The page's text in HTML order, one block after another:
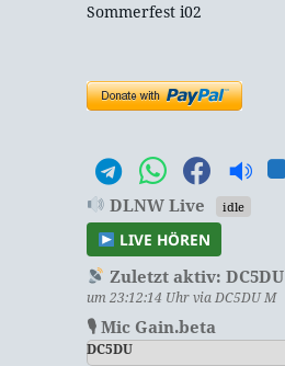
Sommerfest i02
DLNW Live idle
LIVE HÖREN
Zuletzt aktiv: DC5DU
um 23:12:14 Uhr via DC5DU M
🎙 Mic Gain.beta
DC5DU